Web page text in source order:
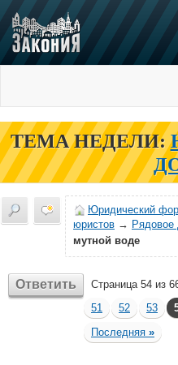
ТЕМА НЕДЕЛИ:
Юридический
юристов → Рядовое
мутной воде
Ответить Страница 54 из
51
52 53
Последняя »